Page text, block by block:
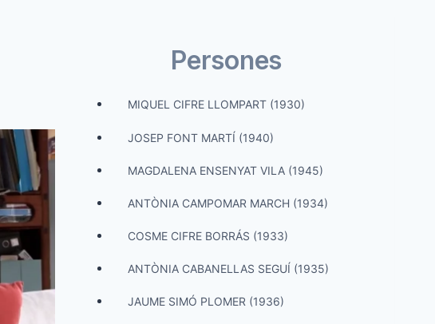
Persones
MIQUEL CIFRE LLOMPART (1930)
JOSEP FONT MARTÍ (1940)
MAGDALENA ENSENYAT VILA (1945)
ANTÒNIA CAMPOMAR MARCH (1934)
COSME CIFRE BORRÁS (1933)
ANTÒNIA CABANELLAS SEGUÍ (1935)
JAUME SIMÓ PLOMER (1936)